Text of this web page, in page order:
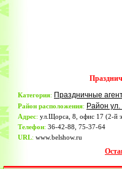
Категория: Праздничные
Район расположения: Район
Адрес: ул.Щорса, 8, офис 17 (2-й
Телефон: 36-42-88, 75-37-64
URL: www.belshow.ru